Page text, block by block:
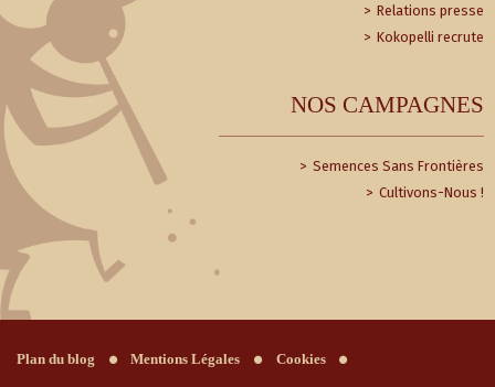
Relations presse
Kokopelli recrute
NOS CAMPAGNES
Semences Sans Frontières
Cultivons-Nous !
Plan du blog Mentions Légales Cookies